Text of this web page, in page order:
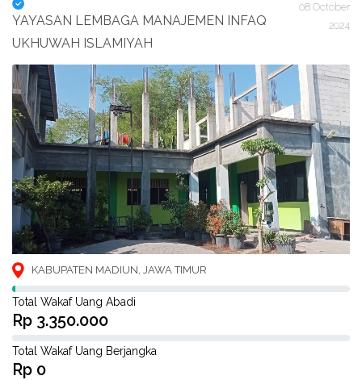
YAYASAN LEMBAGA MANAJEMEN INFAQ
UKHUWAH ISLAMIYAH
08 October
2024
KABUPATEN MADIUN, JAWA TIMUR
Total Wakaf Uang Abadi
Rp 3.350.000
Total Wakaf Uang Berjangka
Rp 0